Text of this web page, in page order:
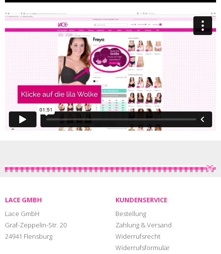
LACE GMBH
Lace GmbH
Graf-Zeppelin-Str. 20
24941 Flensburg
KUNDENSERVICE
Bestellung
Zahlung & Versand
Widerrufsrecht
Widerrufsformular